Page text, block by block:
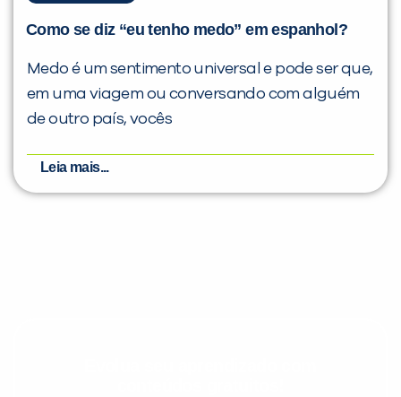
Como se diz “eu tenho medo” em espanhol?
Medo é um sentimento universal e pode ser que,
em uma viagem ou conversando com alguém
de outro país, vocês
Leia mais...